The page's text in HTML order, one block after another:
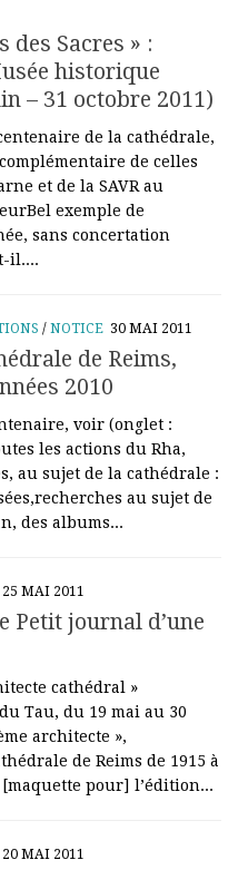
des Sacres » :
historique
– 31 octobre 2011)
de la cathédrale,
de celles
et de la SAVR au
exemple de
sans concertation
il....
/NOTICE 30 MAI 2011
de Reims,
2010
voir (onglet :
les actions du Rha,
au sujet de la cathédrale :
au sujet de
des albums...
25 MAI 2011
Petit journal d’une
cathédral »
Tau, du 19 mai au 30
architecte »,
de Reims de 1915 à
[maquette pour] l’édition...
20 MAI 2011